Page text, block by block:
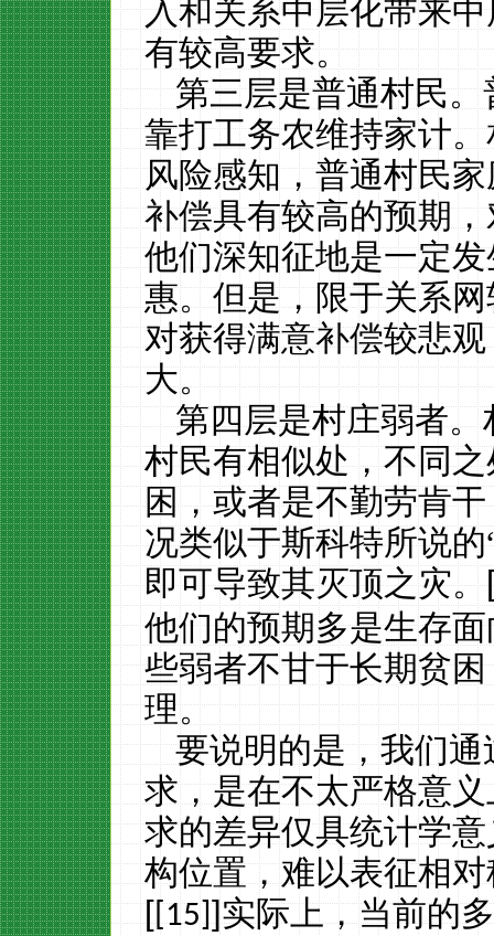
入和关系中层化带来
有较高要求。
第三层是普通村民
靠打工务农维持家计
风险感知，普通村民
补偿具有较高的预期
他们深知征地是一定
惠。但是，限于关系
对获得满意补偿较悲
大。
第四层是村庄弱者
村民有相似处，不同
困，或者是不勤劳肯
况类似于斯科特所说
即可导致其灭顶之灾。
他们的预期多是生存
些弱者不甘于长期贫
理。
要说明的是，我们
求，是在不太严格意
求的差异仅具统计学
构位置，难以表征相
[[15]]实际上，当前的